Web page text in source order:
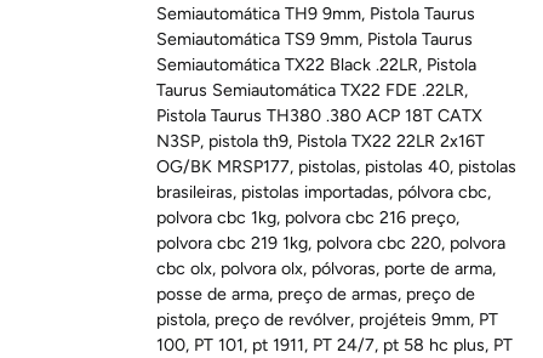
Semiautomática TH9 9mm, Pistola Taurus
Semiautomática TS9 9mm, Pistola Taurus
Semiautomática TX22 Black .22LR, Pistola
Taurus Semiautomática TX22 FDE .22LR,
Pistola Taurus TH380 .380 ACP 18T CATX
N3SP, pistola th9, Pistola TX22 22LR 2x16T
OG/BK MRSP177, pistolas, pistolas 40, pistolas
brasileiras, pistolas importadas, pólvora cbc,
polvora cbc 1kg, polvora cbc 216 preço,
polvora cbc 219 1kg, polvora cbc 220, polvora
cbc olx, polvora olx, pólvoras, porte de arma,
posse de arma, preço de armas, preço de
pistola, preço de revólver, projéteis 9mm, PT
100, PT 101, pt 1911, PT 24/7, pt 58 hc plus, PT